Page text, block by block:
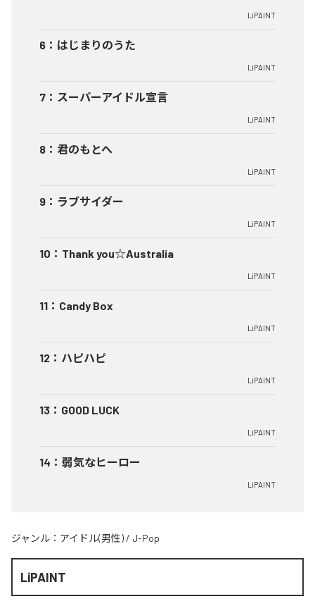
LiPAINT
6 ： はじまりのうた
LiPAINT
7 ： スーパーアイドル宣言
LiPAINT
8 ： 君のもとへ
LiPAINT
9 ： ラブサイダー
LiPAINT
10 ： Thank you☆Australia
LiPAINT
11 ： Candy Box
LiPAINT
12 ： ハピハピ
LiPAINT
13 ： GOOD LUCK
LiPAINT
14 ： 弱気なヒーロー
LiPAINT
ジャンル： アイドル(男性) / J-Pop
LiPAINT